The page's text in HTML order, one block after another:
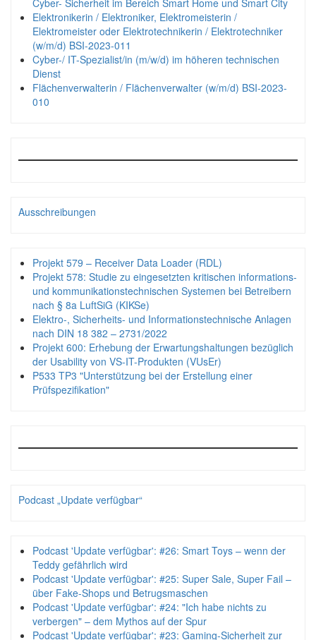
Cyber- Sicherheit im Bereich Smart Home und Smart City
Elektronikerin / Elektroniker, Elektromeisterin /
Elektromeister oder Elektrotechnikerin / Elektrotechniker
(w/m/d) BSI-2023-011
Cyber-/ IT-Spezialist/in (m/w/d) im höheren technischen
Dienst
Flächenverwalterin / Flächenverwalter (w/m/d) BSI-2023-
010
Ausschreibungen
Projekt 579 – Receiver Data Loader (RDL)
Projekt 578: Studie zu eingesetzten kritischen informations-
und kommunikationstechnischen Systemen bei Betreibern
nach § 8a LuftSiG (KIKSe)
Elektro-, Sicherheits- und Informationstechnische Anlagen
nach DIN 18 382 – 2731/2022
Projekt 600: Erhebung der Erwartungshaltungen bezüglich
der Usability von VS-IT-Produkten (VUsEr)
P533 TP3 "Unterstützung bei der Erstellung einer
Prüfspezifikation"
Podcast „Update verfügbar“
Podcast 'Update verfügbar': #26: Smart Toys – wenn der
Teddy gefährlich wird
Podcast 'Update verfügbar': #25: Super Sale, Super Fail –
über Fake-Shops und Betrugsmaschen
Podcast 'Update verfügbar': #24: "Ich habe nichts zu
verbergen" – dem Mythos auf der Spur
Podcast 'Update verfügbar': #23: Gaming-Sicherheit zur